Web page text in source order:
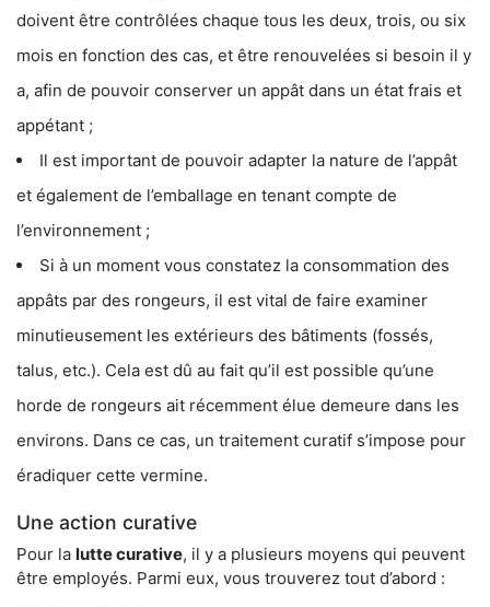
doivent être contrôlées chaque tous les deux, trois, ou six
mois en fonction des cas, et être renouvelées si besoin il y
a, afin de pouvoir conserver un appât dans un état frais et
appétant ;
Il est important de pouvoir adapter la nature de l’appât
et également de l’emballage en tenant compte de
l’environnement ;
Si à un moment vous constatez la consommation des
appâts par des rongeurs, il est vital de faire examiner
minutieusement les extérieurs des bâtiments (fossés,
talus, etc.). Cela est dû au fait qu’il est possible qu’une
horde de rongeurs ait récemment élue demeure dans les
environs. Dans ce cas, un traitement curatif s’impose pour
éradiquer cette vermine.
Une action curative
Pour la lutte curative, il y a plusieurs moyens qui peuvent
être employés. Parmi eux, vous trouverez tout d’abord :